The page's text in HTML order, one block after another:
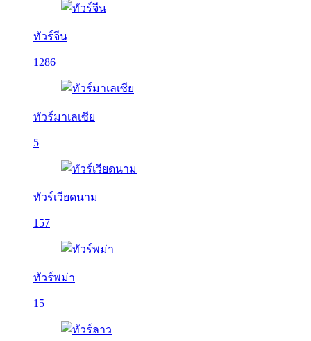
ทัวร์จีน
1286
ทัวร์มาเลเซีย
5
ทัวร์เวียดนาม
157
ทัวร์พม่า
15